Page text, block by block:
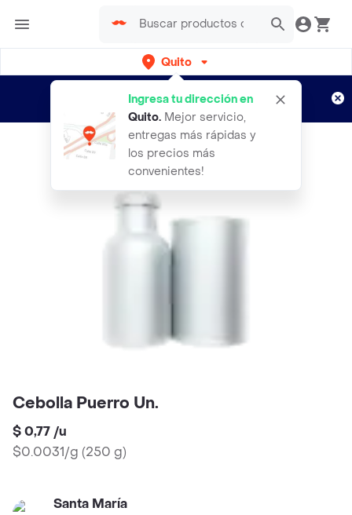
Quito
Ingresa tu dirección en
Quito. Mejor servicio,
entregas más rápidas y
los precios más
convenientes!
envíos gratis por semanas
Aplican TyC
Cebolla Puerro Un.
$ 0,77 /u
$0.0031/g (250 g)
Santa María